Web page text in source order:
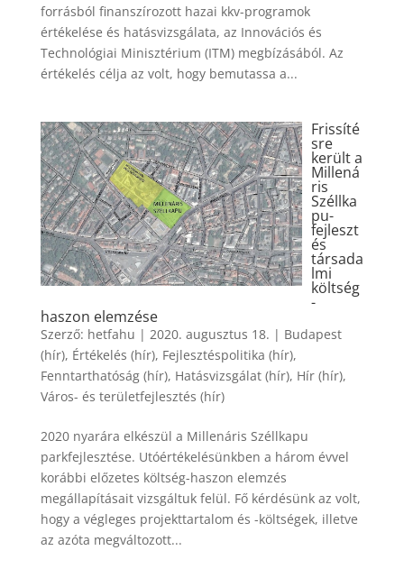
forrásból finanszírozott hazai kkv-programok
értékelése és hatásvizsgálata, az Innovációs és
Technológiai Minisztérium (ITM) megbízásából. Az
értékelés célja az volt, hogy bemutassa a...
Frissíté
sre
került a
Millená
ris
Széllka
pu-
fejleszt
és
társada
lmi
költség
-
haszon elemzése
Szerző: hetfahu | 2020. augusztus 18. | Budapest
(hír), Értékelés (hír), Fejlesztéspolitika (hír),
Fenntarthatóság (hír), Hatásvizsgálat (hír), Hír (hír),
Város- és területfejlesztés (hír)
2020 nyarára elkészül a Millenáris Széllkapu
parkfejlesztése. Utóértékelésünkben a három évvel
korábbi előzetes költség-haszon elemzés
megállapításait vizsgáltuk felül. Fő kérdésünk az volt,
hogy a végleges projekttartalom és -költségek, illetve
az azóta megváltozott...